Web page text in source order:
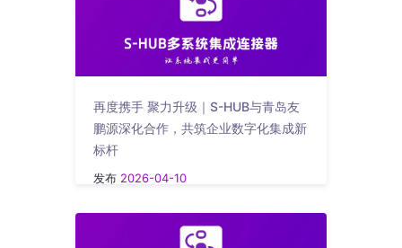
再度携手 聚力升级｜S-HUB与青岛友
鹏源深化合作，共筑企业数字化集成新
标杆
发布 2026-04-10